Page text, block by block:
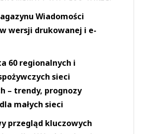
Wiadomości
wersji drukowanej i e-
60 regionalnych i
sieci
– trendy, prognozy
małych sieci
przegląd kluczowych